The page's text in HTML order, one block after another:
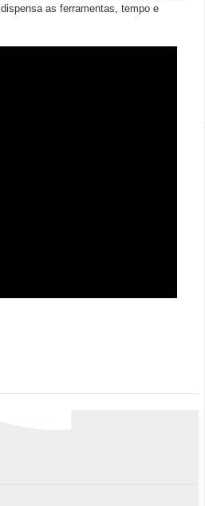
as ferramentas, tempo e